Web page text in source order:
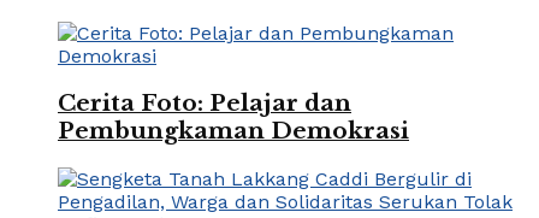
Cerita Foto: Pelajar dan
Pembungkaman Demokrasi